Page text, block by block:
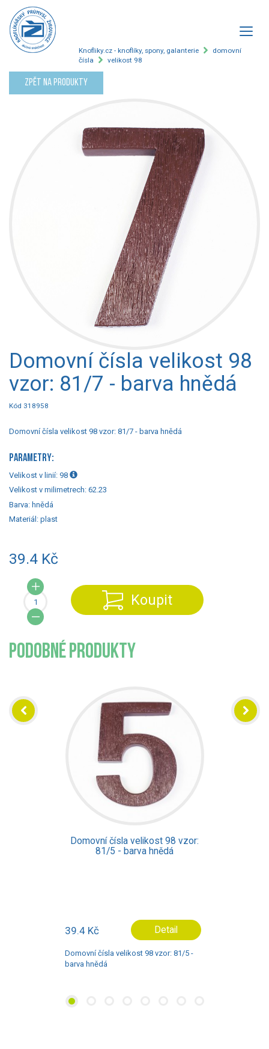
Knofliky.cz - knoflíky, spony, galanterie
domovní
čísla
velikost 98
Zpět na produkty
Domovní čísla velikost 98
vzor: 81/7 - barva hnědá
Kód 318958
Domovní čísla velikost 98 vzor: 81/7 - barva hnědá
PARAMETRY:
Velikost v linií: 98
Velikost v milimetrech: 62.23
Barva: hnědá
Materiál: plast
39.4 Kč
Koupit
PODOBNÉ PRODUKTY
Domovní čísla velikost 98 vzor:
81/7 - barva hnědá
39.4 Kč Detail
Domovní čísla velikost 98 vzor: 81/7 -
barva hnědá